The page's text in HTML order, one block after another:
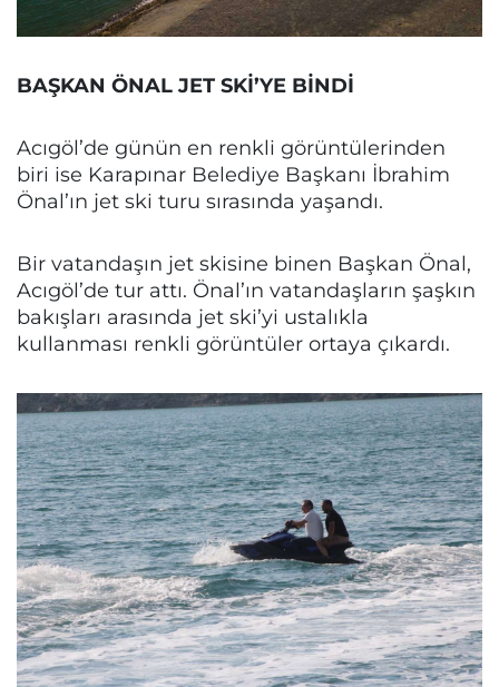
BAŞKAN ÖNAL JET SKİ’YE BİNDİ
Acıgöl’de günün en renkli görüntülerinden
biri ise Karapınar Belediye Başkanı İbrahim
Önal’ın jet ski turu sırasında yaşandı.
Bir vatandaşın jet skisine binen Başkan Önal,
Acıgöl’de tur attı. Önal’ın vatandaşların şaşkın
bakışları arasında jet ski’yi ustalıkla
kullanması renkli görüntüler ortaya çıkardı.